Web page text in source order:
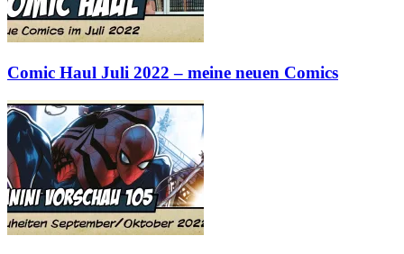
Comic Haul Juli 2022 – meine neuen Comics